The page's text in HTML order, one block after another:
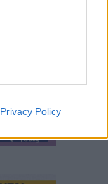
Privacy Policy